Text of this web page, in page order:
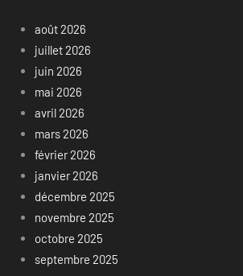
août 2026
juillet 2026
juin 2026
mai 2026
avril 2026
mars 2026
février 2026
janvier 2026
décembre 2025
novembre 2025
octobre 2025
septembre 2025